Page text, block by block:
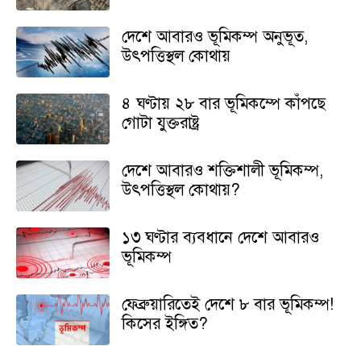
দেশে আবারও ভূমিকম্প অনুভূত,
উৎপত্তিস্থল কোথায়
৪ ঘণ্টায় ২৮ বার ভূমিকম্পে কাঁপছে
গোটা যুক্তরাষ্ট্র
দেশে আবারও শক্তিশালী ভূমিকম্প,
উৎপত্তিস্থল কোথায়?
১৩ ঘণ্টার ব্যবধানে দেশে আবারও
ভূমিকম্প
ফেব্রুয়ারিতেই দেশে ৮ বার ভূমিকম্প!
কিসের ইঙ্গিত?